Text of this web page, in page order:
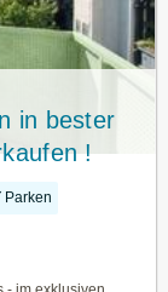
in bester
!
Parken